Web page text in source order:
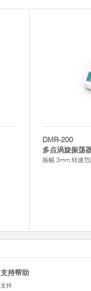
DMR-200
多点涡旋振荡
振幅 3mm,转速
支持帮助
支持